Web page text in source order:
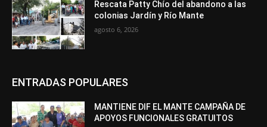
Rescata Patty Chío del abandono a las
colonias Jardín y Río Mante
agosto 6, 2026
ENTRADAS POPULARES
MANTIENE DIF EL MANTE CAMPAÑA DE
APOYOS FUNCIONALES GRATUITOS